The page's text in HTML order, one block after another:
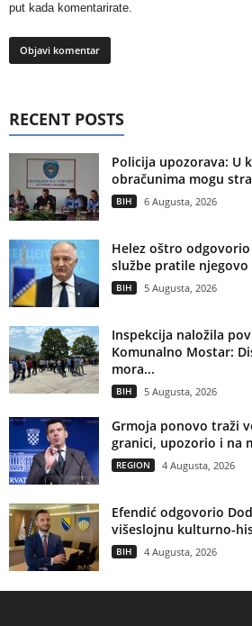
put kada komentarirate.
RECENT POSTS
Policija upozorava: U
obračunima mogu
BIH 6 Augusta, 2026
Helez oštro
službe pratile njegovo
BIH 5 Augusta, 2026
Inspekcija naložila
Komunalno Mostar:
mora...
BIH 5 Augusta, 2026
Grmoja ponovo traži
granici, upozorio i na
REGION 4 Augusta, 2026
Efendić odgovorio
višeslojnu kulturno-
BIH 4 Augusta, 2026